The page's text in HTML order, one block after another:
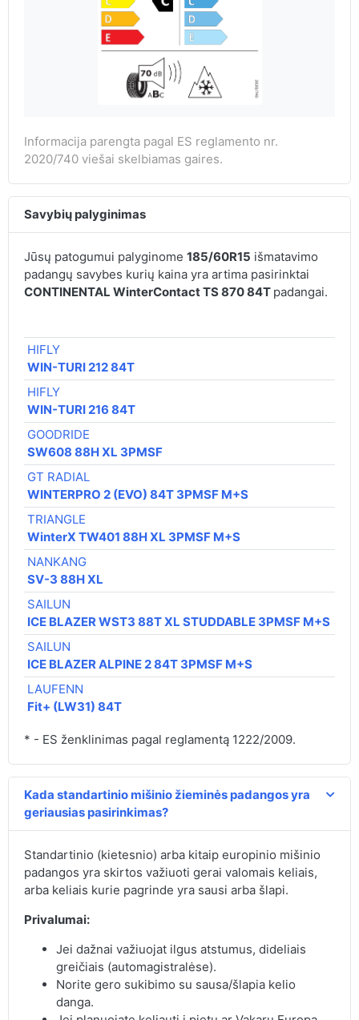
Informacija parengta pagal ES reglamento nr.
2020/740 viešai skelbiamas gaires.
Savybių palyginimas
Jūsų patogumui palyginome 185/60R15 išmatavimo
padangų savybes kurių kaina yra artima pasirinktai
CONTINENTAL WinterContact TS 870 84T padangai.
HIFLY
WIN-TURI 212 84T
HIFLY
WIN-TURI 216 84T
GOODRIDE
SW608 88H XL 3PMSF
GT RADIAL
WINTERPRO 2 (EVO) 84T 3PMSF M+S
TRIANGLE
WinterX TW401 88H XL 3PMSF M+S
NANKANG
SV-3 88H XL
SAILUN
ICE BLAZER WST3 88T XL STUDDABLE 3PMSF M+S
SAILUN
ICE BLAZER ALPINE 2 84T 3PMSF M+S
LAUFENN
Fit+ (LW31) 84T
* - ES ženklinimas pagal reglamentą 1222/2009.
Kada standartinio mišinio žieminės padangos yra
geriausias pasirinkimas?
Standartinio (kietesnio) arba kitaip europinio mišinio
padangos yra skirtos važiuoti gerai valomais keliais,
arba keliais kurie pagrinde yra sausi arba šlapi.
Privalumai:
Jei dažnai važiuojat ilgus atstumus, dideliais
greičiais (automagistralėse).
Norite gero sukibimo su sausa/šlapia kelio
danga.